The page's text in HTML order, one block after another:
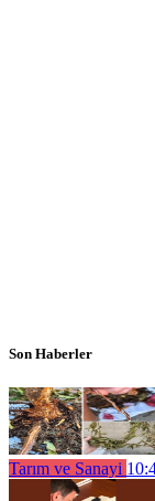
Son Haberler
Tarım ve Sanayi